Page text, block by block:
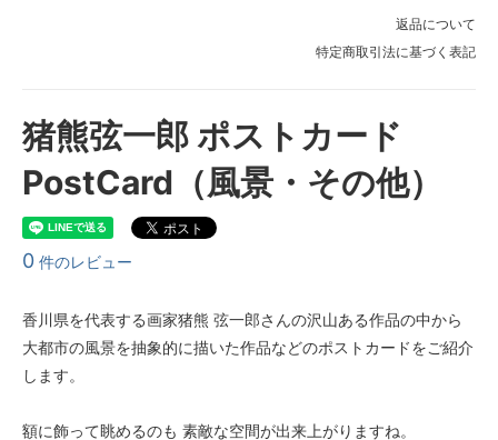
返品について
特定商取引法に基づく表記
猪熊弦一郎 ポストカード
PostCard（風景・その他）
0 件のレビュー
香川県を代表する画家猪熊 弦一郎さんの沢山ある作品の中から
大都市の風景を抽象的に描いた作品などのポストカードをご紹介
します。
額に飾って眺めるのも 素敵な空間が出来上がりますね。